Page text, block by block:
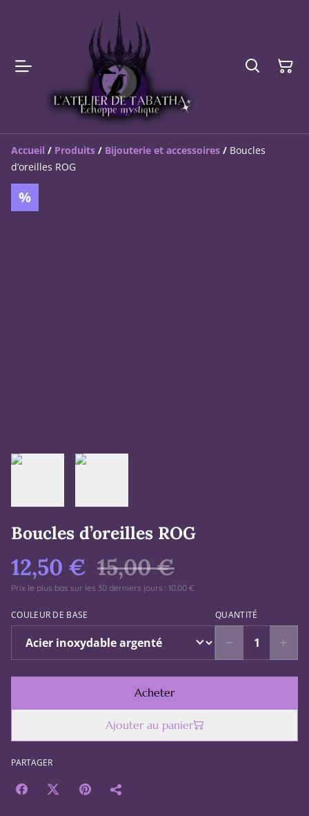
Accueil / Produits / Bijouterie et accessoires / Boucles
d’oreilles ROG
%
Boucles d’oreilles ROG
12,50 € 15,00 €
Prix le plus bas sur les 30 derniers jours : 10,00 €
COULEUR DE BASE QUANTITÉ
Acheter
Ajouter au panier
PARTAGER